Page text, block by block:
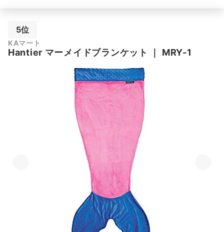
5位
KAマート
Hantier マーメイドブランケット MRY-1